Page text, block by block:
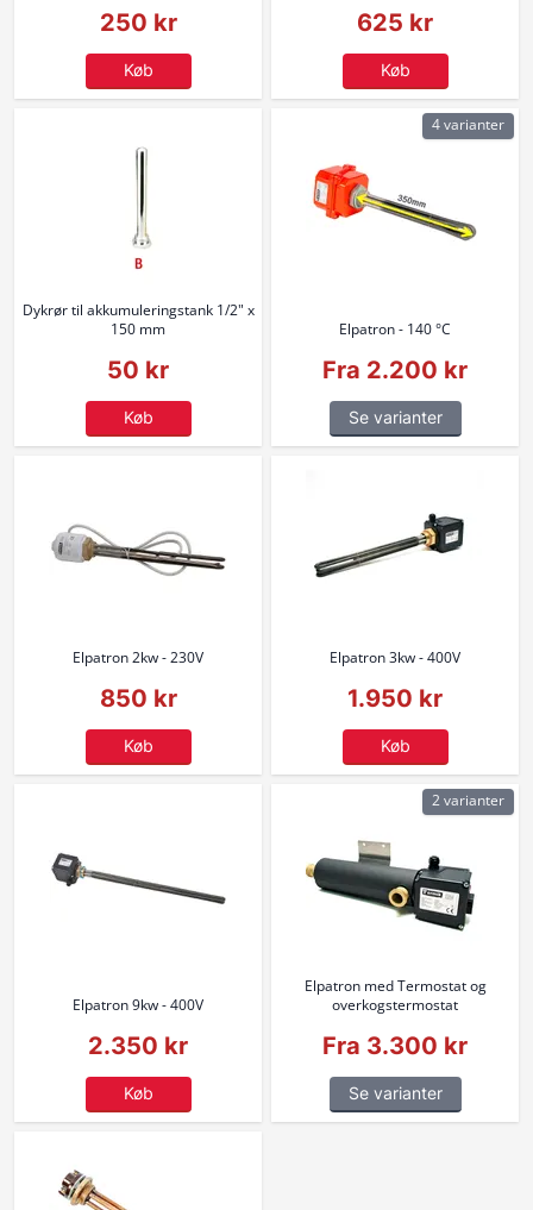
250 kr
Køb
625 kr
Køb
Dykrør til akkumuleringstank 1/2" x
150 mm
50 kr
Køb
Elpatron - 140 °C
Fra 2.200 kr
Se varianter
4 varianter
Elpatron 2kw - 230V
850 kr
Køb
Elpatron 3kw - 400V
1.950 kr
Køb
Elpatron 9kw - 400V
2.350 kr
Køb
Elpatron med Termostat og
overkogstermostat
Fra 3.300 kr
Se varianter
2 varianter